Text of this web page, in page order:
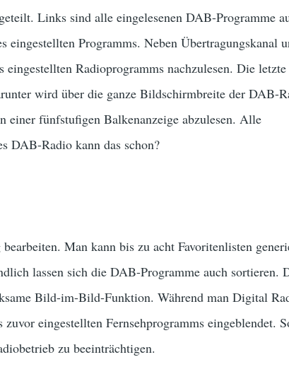
Links sind alle eingelesenen DAB-Programme
eingestellten Programms. Neben Übertragungskanal
eingestellten Radioprogramms nachzulesen. Die
wird über die ganze Bildschirmbreite der DAB-
einer fünfstufigen Balkenanzeige abzulesen. Alle
DAB-Radio kann das schon?
Man kann bis zu acht Favoritenlisten
lassen sich die DAB-Programme auch sortieren.
Bild-im-Bild-Funktion. Während man Digital
eingestellten Fernsehprogramms eingeblendet.
zu beeinträchtigen.